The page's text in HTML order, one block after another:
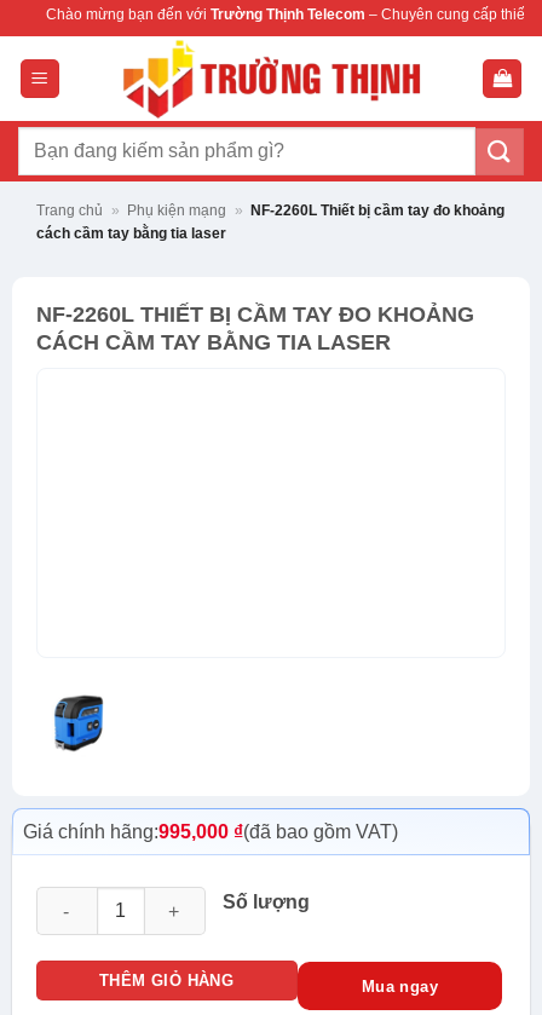
dung
bạn đến vớiTrường Thịnh Telecom– Chuyên cung cấp thiết bị mạng &
Tìm
Trang chủ » Phụ kiện mạng »
NF-2260L Thiết bị cầm tay đo khoảng
cách cầm tay bằng tia laser
NF-2260L THIẾT BỊ CẦM TAY ĐO KHOẢNG
CÁCH CẦM TAY BẰNG TIA LASER
Giá chính hãng:995,000 ₫(đã bao gồm VAT)
Số lượng
NF-2260L Thiết bị cầm tay đo khoảng cách cầm tay bằng
THÊM GIỎ HÀNG Mua ngay